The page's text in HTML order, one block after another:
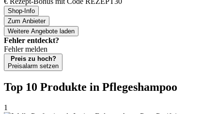
Shop-Info
Zum Anbieter
Weitere Angebote laden
Fehler entdeckt?
Fehler melden
Preis zu hoch?
Preisalarm setzen
Top 10 Produkte in Pflegeshampoo
1